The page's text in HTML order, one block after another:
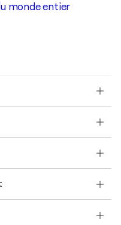
monde entier